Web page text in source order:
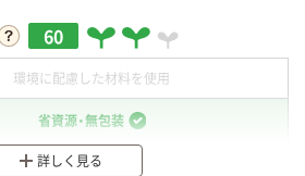
60
環境に配慮した材料を使用
省資源・無包装
分別・リサイクルしやすい設計
詳しく見る